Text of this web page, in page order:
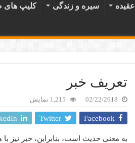
عقيده سیره و زندگی کلیپ های
تعریف خبر
02/22/2018 1,215 نمایش
Facebook
Twitter
به معنی حدیث است، بنابراین، خبر